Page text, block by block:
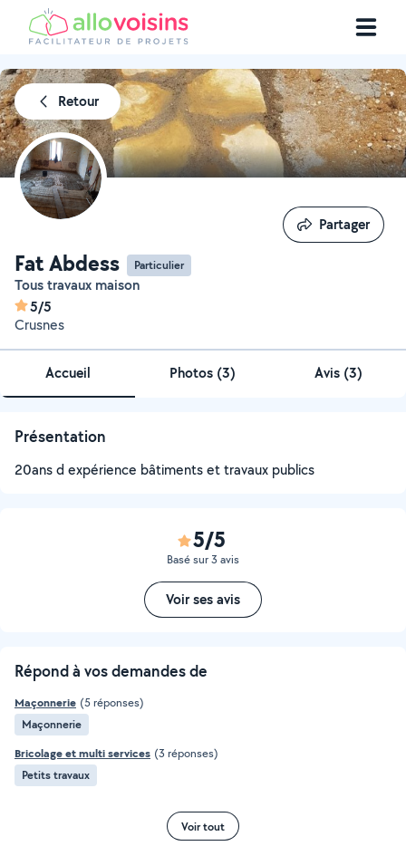
Retour
Fat Abdess Particulier
Tous travaux maison
5/5
Crusnes
Partager
Partager
Accueil Photos (3) Avis (3)
Présentation
20ans d expérience bâtiments et travaux publics
5/5
Basé sur 3 avis
Voir ses avis
Répond à vos demandes de
Maçonnerie (5 réponses)
Maçonnerie
Bricolage et multi services (3 réponses)
Petits travaux
Voir tout